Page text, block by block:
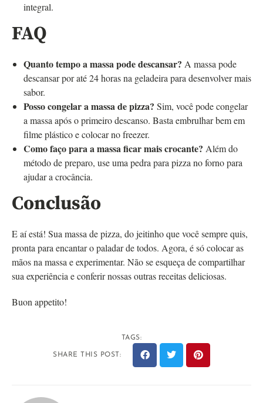
integral.
FAQ
Quanto tempo a massa pode descansar? A massa pode
descansar por até 24 horas na geladeira para desenvolver mais
sabor.
Posso congelar a massa de pizza? Sim, você pode congelar
a massa após o primeiro descanso. Basta embrulhar bem em
filme plástico e colocar no freezer.
Como faço para a massa ficar mais crocante? Além do
método de preparo, use uma pedra para pizza no forno para
ajudar a crocância.
Conclusão
E aí está! Sua massa de pizza, do jeitinho que você sempre quis,
pronta para encantar o paladar de todos. Agora, é só colocar as
mãos na massa e experimentar. Não se esqueça de compartilhar
sua experiência e conferir nossas outras receitas deliciosas.
Buon appetito!
TAGS:
SHARE THIS POST: